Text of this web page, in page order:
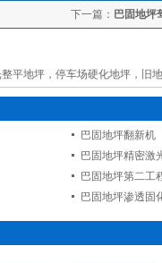
下一篇： 巴固地坪
平地坪，停车场硬化地坪，旧
巴固地坪翻新机
巴固地坪精密激
巴固地坪第二工
巴固地坪渗透固